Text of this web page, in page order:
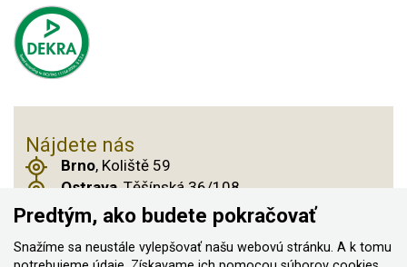
Nájdete nás
Brno, Koliště 59
Ostrava, Těšínská 36/108
Praha 14, Českobrodská 901
Predtým, ako budete pokračovať
Snažíme sa neustále vylepšovať našu webovú stránku. A k tomu